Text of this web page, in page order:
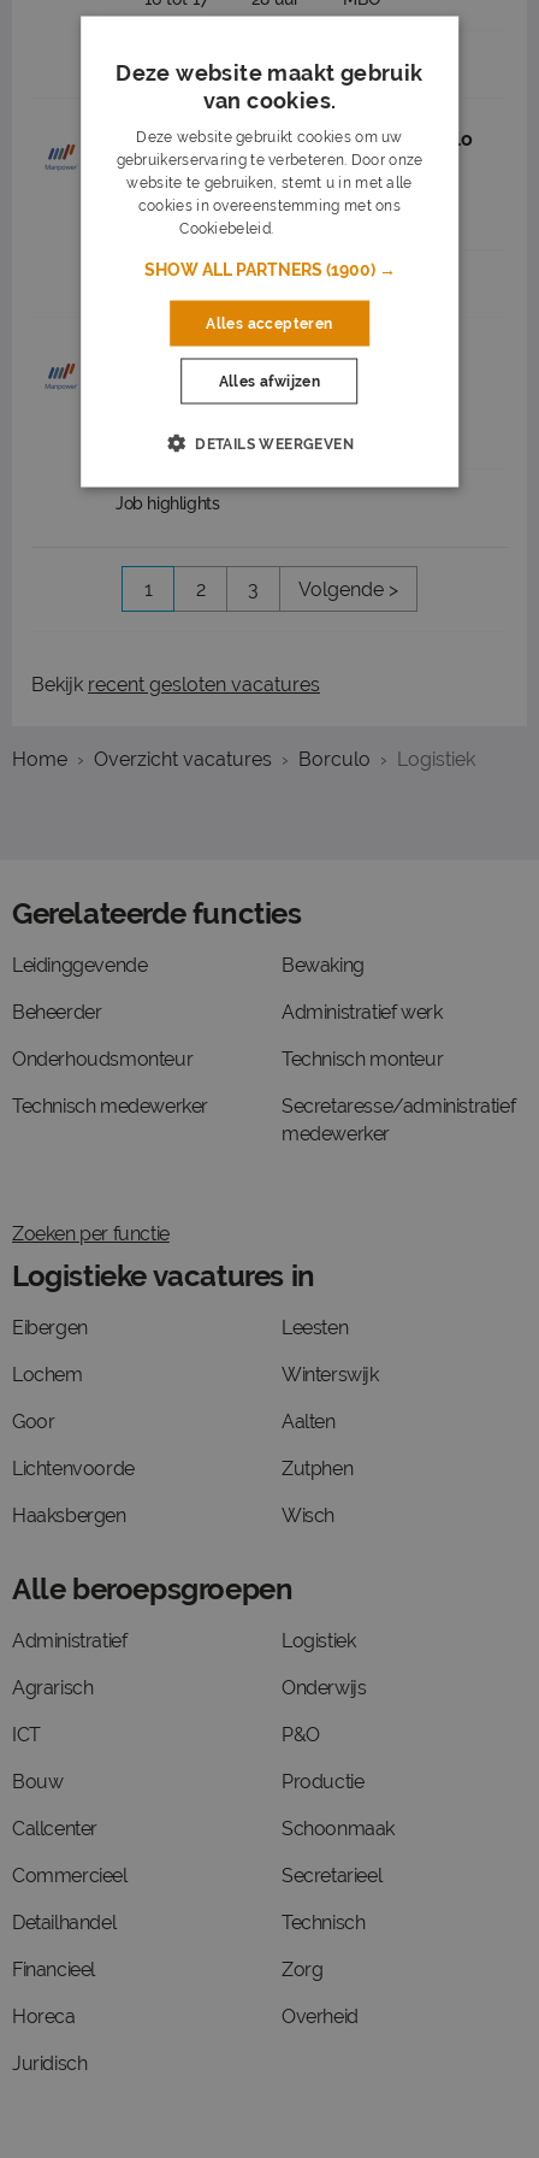
Job highlights
Senior Logistiek Medewerker Hengelo
Manpower Hengelo (25 km)
3.500 tot 3.900 40 uur
Magazijnbeheerder Enschede
Enschede
3.500 tot 4.500 40 uur
Job highlights
1 2 3 Volgende >
Bekijk recent gesloten vacatures
Home Overzicht vacatures Borculo Logistiek
Gerelateerde functies
Leidinggevende
Beheerder
Onderhoudsmonteur
Technisch medewerker
Bewaking
Administratief werk
Technisch monteur
Secretaresse/administratief
medewerker
Zoeken per functie
Logistieke vacatures in
Eibergen
Lochem
Goor
Lichtenvoorde
Haaksbergen
Leesten
Winterswijk
Aalten
Zutphen
Wisch
Alle beroepsgroepen
Administratief
Agrarisch
ICT
Bouw
Callcenter
Commercieel
Detailhandel
Financieel
Horeca
Juridisch
Logistiek
Onderwijs
P&O
Productie
Schoonmaak
Secretarieel
Technisch
Zorg
Overheid
Deze website maakt gebruik
van cookies.
Deze website gebruikt cookies om uw
gebruikerservaring te verbeteren. Door onze
website te gebruiken, stemt u in met alle
cookies in overeenstemming met ons
Cookiebeleid.
SHOW ALL PARTNERS(1900) →
Alles accepteren
Alles afwijzen
DETAILS WEERGEVEN